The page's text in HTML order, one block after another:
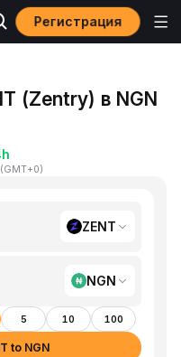
Регистрация
(Zentry) в NGN
(GMT+0)
ZENT
NGN
5 10 100
to NGN